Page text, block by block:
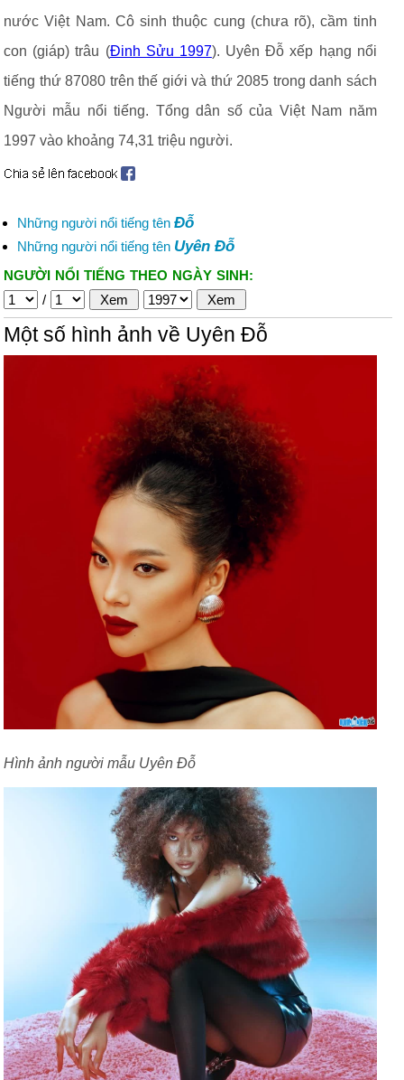
nước Việt Nam. Cô sinh thuộc cung (chưa rõ), cầm tinh
con (giáp) trâu (Đinh Sửu 1997). Uyên Đỗ xếp hạng nổi
tiếng thứ 87080 trên thế giới và thứ 2085 trong danh sách
Người mẫu nổi tiếng. Tổng dân số của Việt Nam năm
1997 vào khoảng 74,31 triệu người.
Những người nổi tiếng tên Đỗ
Những người nổi tiếng tên Uyên Đỗ
NGƯỜI NỔI TIẾNG THEO NGÀY SINH:
/
Một số hình ảnh về Uyên Đỗ
Hình ảnh người mẫu Uyên Đỗ